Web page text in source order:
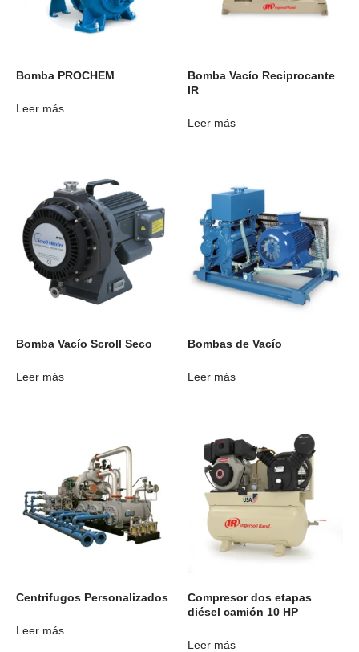
Bomba PROCHEM
Leer más
Bomba Vacío Reciprocante
IR
Leer más
Bomba Vacío Scroll Seco
Leer más
Bombas de Vacío
Leer más
Centrifugos Personalizados
Leer más
Compresor dos etapas
diésel camión 10 HP
Leer más